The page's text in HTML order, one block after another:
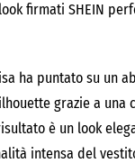
firmati SHEIN
ha puntato su un
grazie a una
è un look
intensa del